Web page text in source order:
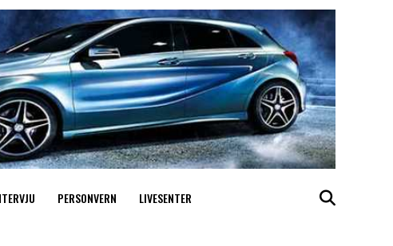
PERSONVERN LIVESENTER